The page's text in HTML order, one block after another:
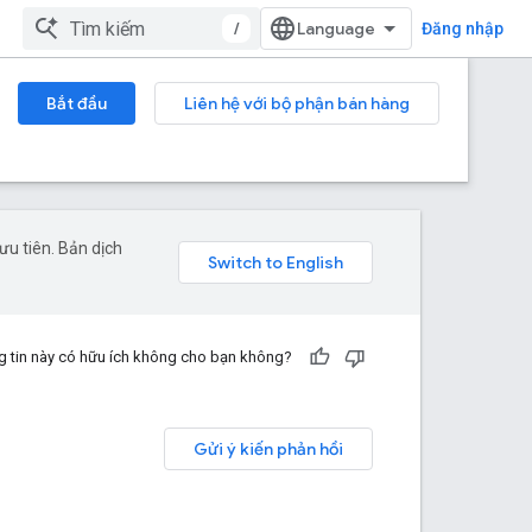
/ Đăng nhập
Bắt đầu
Liên hệ với bộ phận bán hàng
tiên. Bản dịch
tin này có hữu ích không cho bạn không?
Gửi ý kiến phản hồi